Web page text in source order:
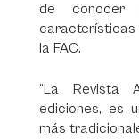
de
características
la FAC.
“La Revista
ediciones, es
más